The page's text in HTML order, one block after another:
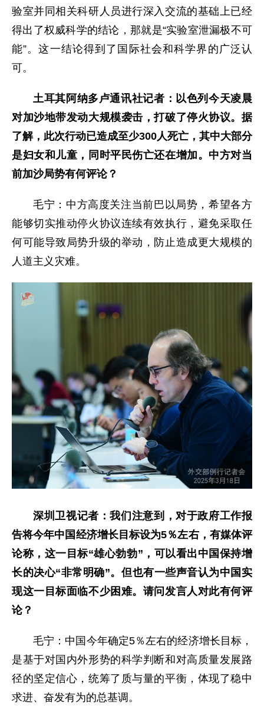
验室并同相关科研人员进行深入交流的基础上已经
得出了权威科学的结论，那就是“实验室泄漏极不可
能”。这一结论得到了国际社会和科学界的广泛认
可。
土耳其阿纳多卢通讯社记者：以色列今天凌晨
对加沙地带发动大规模袭击，打破了停火协议。据
了解，此次行动已造成至少300人死亡，其中大部分
是妇女和儿童，同时平民伤亡还在增加。中方对当
前加沙局势有何评论？
毛宁：中方高度关注当前巴以局势，希望各方
能够切实推动停火协议连续有效执行，避免采取任
何可能导致局势升级的举动，防止造成更大规模的
人道主义灾难。
深圳卫视记者：我们注意到，对于政府工作报
告将今年中国经济增长目标设为5％左右，有媒体评
论称，这一目标“雄心勃勃”，可以看出中国保持增
长的决心“非常明确”。但也有一些声音认为中国实
现这一目标面临不少困难。请问发言人对此有何评
论？
毛宁：中国今年确定5％左右的经济增长目标，
是基于对国内外形势的科学判断和对高质量发展路
径的坚定信心，统筹了质与量的平衡，体现了稳中
求进、奋发有为的总基调。